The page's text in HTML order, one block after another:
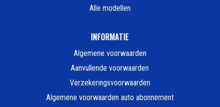
Alle modellen
INFORMATIE
Algemene voorwaarden
Aanvullende voorwaarden
Verzekeringsvoorwaarden
Algemene voorwaarden auto abonnement